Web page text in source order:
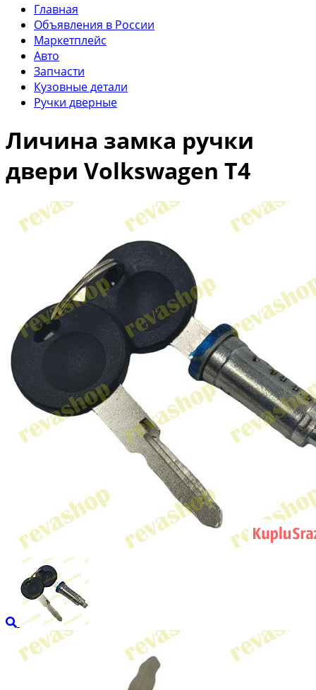
Главная
Объявления в России
Маркетплейс
Авто
Запчасти
Кузовные детали
Ручки дверные
Личина замка ручки
двери Volkswagen T4